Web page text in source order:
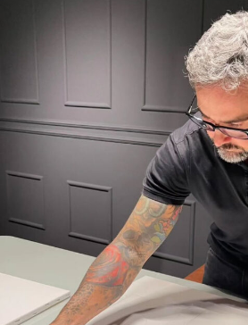
Transformamos sonhos